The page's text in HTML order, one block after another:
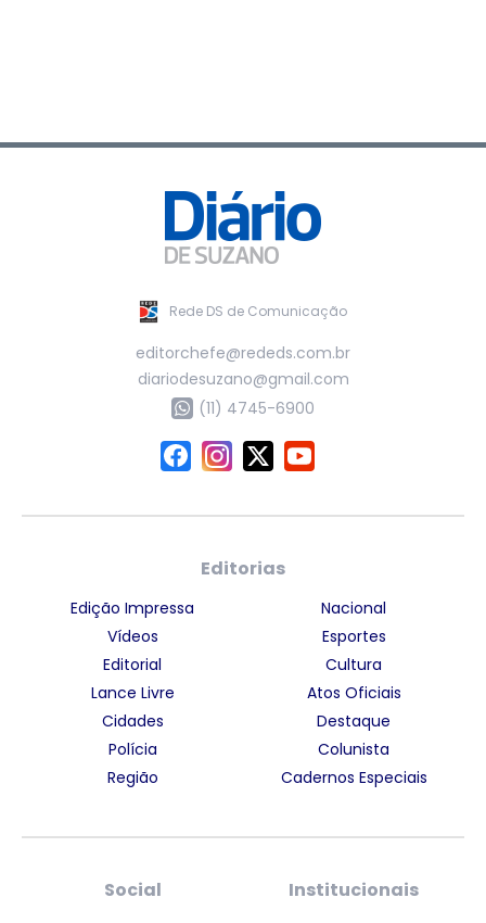
Rede DS de Comunicação
editorchefe@rededs.com.br
diariodesuzano@gmail.com
(11) 4745-6900
Editorias
Edição Impressa
Vídeos
Editorial
Lance Livre
Cidades
Polícia
Região
Nacional
Esportes
Cultura
Atos Oficiais
Destaque
Colunista
Cadernos Especiais
Social Institucionais